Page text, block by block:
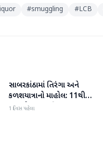
#smuggling #LCB
સાબરકાંઠા
સાબરકાંઠામાં તિરંગા અને
કળશયાત્રાનો માહોલ: 11થી
16 ઓગસ્ટ દરમિયાન ભાજપ
1 દિવસ પહેલા